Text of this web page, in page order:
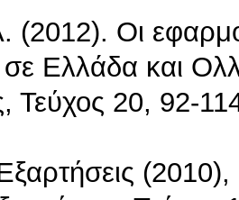
(2012). Οι
Ελλάδα και
Τεύχος 20, 92-